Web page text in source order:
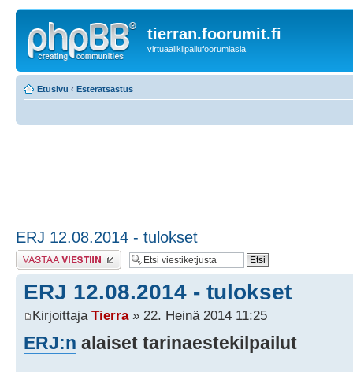
tierran.foorumit.fi
virtuaalikilpailufoorumiasia
Etusivu ‹ Esteratsastus
ERJ 12.08.2014 - tulokset
Lähetä vastaus
ERJ 12.08.2014 - tulokset
Kirjoittaja Tierra» 22. Heinä 2014 11:25
ERJ:n alaiset tarinaestekilpailut